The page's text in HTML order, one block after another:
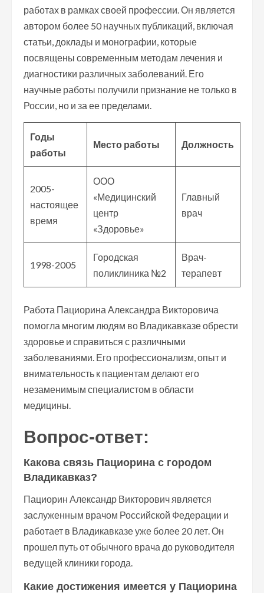
работах в рамках своей профессии. Он является
автором более 50 научных публикаций, включая
статьи, доклады и монографии, которые
посвящены современным методам лечения и
диагностики различных заболеваний. Его
научные работы получили признание не только в
России, но и за ее пределами.
Годы
работы
Место работы Должность
2005-
настоящее
время
ООО
«Медицинский
центр
«Здоровье»
Главный
врач
1998-2005
Городская
поликлиника №2
Врач-
терапевт
Работа Пациорина Александра Викторовича
помогла многим людям во Владикавказе обрести
здоровье и справиться с различными
заболеваниями. Его профессионализм, опыт и
внимательность к пациентам делают его
незаменимым специалистом в области
медицины.
Вопрос-ответ:
Какова связь Пациорина с городом
Владикавказ?
Пациорин Александр Викторович является
заслуженным врачом Российской Федерации и
работает в Владикавказе уже более 20 лет. Он
прошел путь от обычного врача до руководителя
ведущей клиники города.
Какие достижения имеется у Пациорина